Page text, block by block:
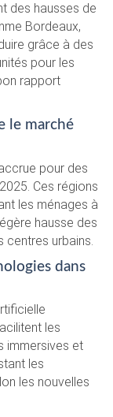
des hausses de
Bordeaux,
grâce à des
pour les
rapport
le marché
pour des
Ces régions
les ménages à
hausse des
urbains.
dans
les
immersives et
les
les nouvelles